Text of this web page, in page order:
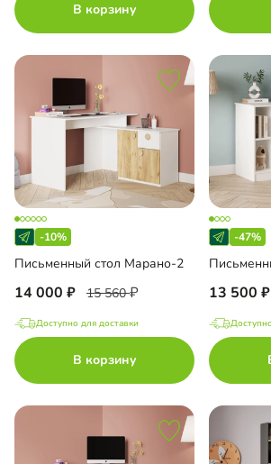
В корзину
-10%
Письменный стол Марано-2
14 000 15 560
Доступно для доставки
В корзину
-47%
13 500